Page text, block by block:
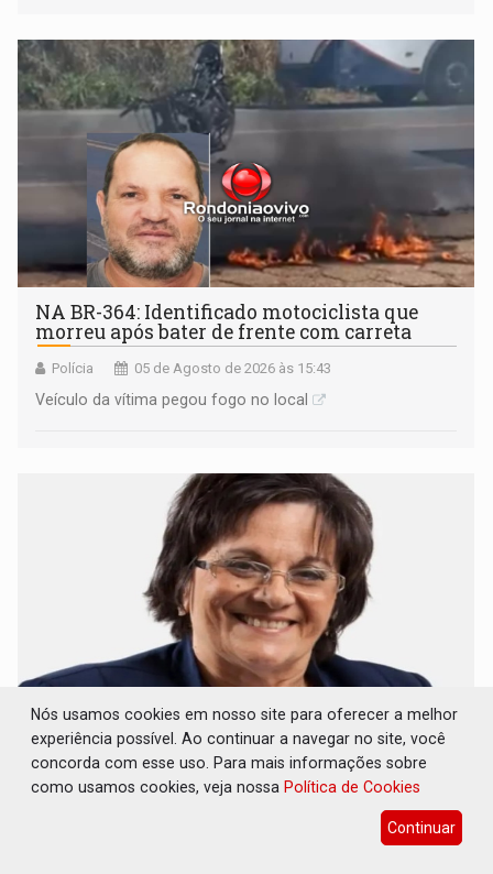
NA BR-364: Identificado motociclista que
morreu após bater de frente com carreta
Polícia 05 de Agosto de 2026 às 15:43
Veículo da vítima pegou fogo no local
AGOSTO LILÁS: 20 anos de Lei Maria da
Penha - apesar do avanço, a violência escala
05 de Agosto de 2026 às 15:37
Mesmo com tantas conquistas o número de feminicídios
Nós usamos cookies em nosso site para oferecer a melhor
experiência possível. Ao continuar a navegar no site, você
concorda com esse uso. Para mais informações sobre
como usamos cookies, veja nossa Política de Cookies
Continuar